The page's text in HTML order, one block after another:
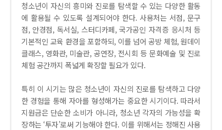
청소년이 자신의 흥미와 진로를 탐색할 수 있는 다양한 활동
에 활용될 수 있도록 설계되어야 한다. 사용처는 서점, 문구
점, 안경점, 독서실, 스터디카페, 국가공인 자격증 응시처 등
기본적인 교육 환경을 포함하되, 이를 넘어 공방 체험, 원데이
클래스, 영화관, 미술관, 공연장, 전시회 등 문화예술 및 진로
체험 공간까지 폭넓게 확장할 필요가 있다.
특히 이 시기는 많은 청소년이 자신의 진로를 탐색하고 다양
한 경험을 통해 자아를 형성해가는 중요한 시기이다. 따라서
지원금은 단순한 소비가 아니라, 청소년 각자의 가능성을 확
장하는 ‘투자’로써 기능해야 한다. 이를 위해서는 정해진 사용